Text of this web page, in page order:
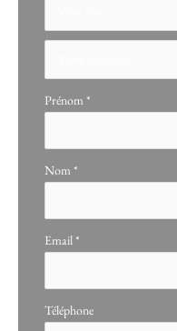
simple
Prénom *
Nom *
Email *
Téléphone